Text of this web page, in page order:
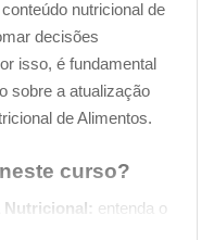
nutricional de
decisões
isso, é fundamental
sobre a atualização
de Alimentos.
curso?
Nutricional: entenda o